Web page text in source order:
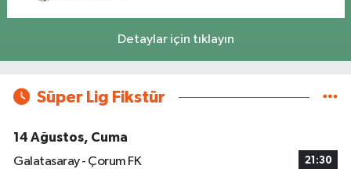
Detaylar için tıklayın
Süper Lig Fikstür
14 Ağustos, Cuma
Galatasaray - Çorum FK
21:30